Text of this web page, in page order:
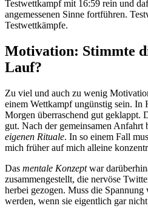
Testwettkampf mit 16:59 rein und
angemessenen Sinne fortführen.
Testwettkämpfe.
Motivation: Stimmte
Lauf?
Zu viel und auch zu wenig
einem Wettkampf ungünstig sein. In
Morgen überraschend gut geklappt.
gut. Nach der gemeinsamen
eigenen Rituale. In so einem Fall
mich früher auf mich alleine
Das mentale Konzeptwar
zusammengestellt, die nervöse
herbei gezogen. Muss die
werden, wenn sie eigentlich gar